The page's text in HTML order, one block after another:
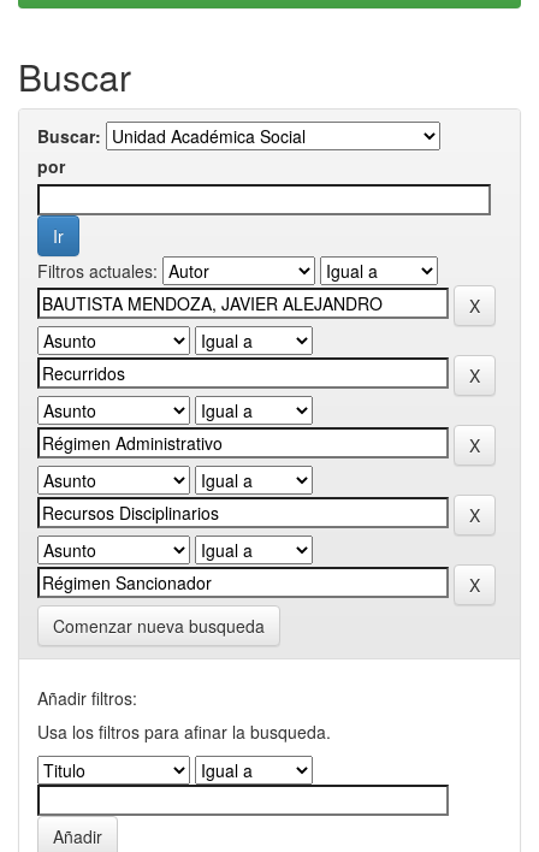
Buscar
Buscar:
por
Filtros actuales:
Comenzar nueva busqueda
Añadir filtros:
Usa los filtros para afinar la busqueda.